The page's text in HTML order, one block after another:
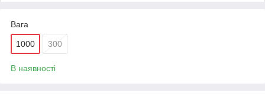
Вага
1000 300
В наявності